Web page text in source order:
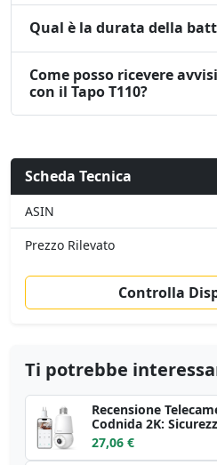
Qual è la durata della
Come posso ricevere
con il Tapo T110?
Scheda Tecnica
ASIN
Prezzo Rilevato
Controlla
Ti potrebbe
Recensione
Codnida 2K:
27,06 €